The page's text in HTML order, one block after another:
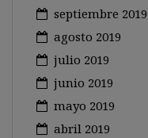
septiembre 2019
agosto 2019
julio 2019
junio 2019
mayo 2019
abril 2019